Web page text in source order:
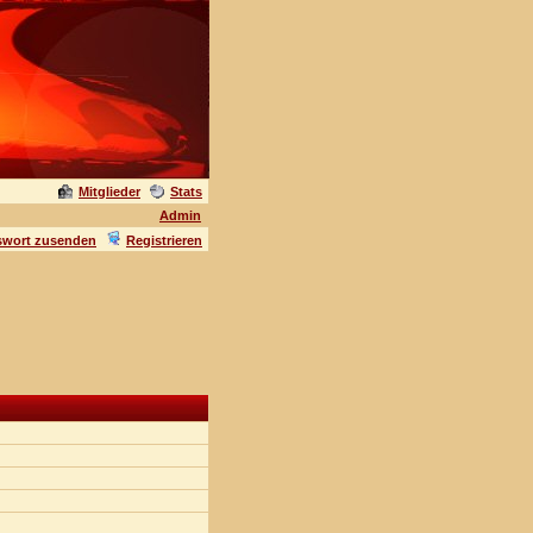
Mitglieder
Stats
Admin
zusenden Registrieren